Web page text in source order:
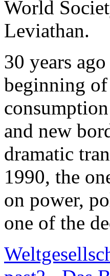
World
Leviathan.
30 years
beginning
and new
dramatic
1990, the
on power,
one of the